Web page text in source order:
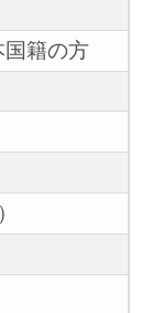
国籍の方